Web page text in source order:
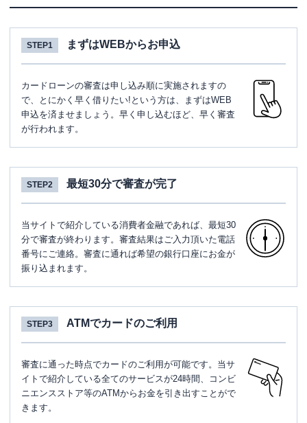
STEP1 まずはWEBからお申込
カードローンの審査は申し込み順に実施されますの
で、とにかく早く借りたい!という方は、まずはWEB
申込を済ませましょう。早く申し込むほど、早く審査
が行われます。
STEP2 最短30分で審査が完了
当サイトで紹介している消費者金融であれば、最短30
分で審査が終わります。審査結果はご入力頂いた電話
番号にご連絡。審査に通れば希望の銀行口座にお金が
振り込まれます。
STEP3 ATMでカードのご利用
審査に通った時点でカードのご利用が可能です。当サ
イトで紹介している全てのサービスが24時間、コンビ
ニエンスストア等のATMからお金を引き出すことがで
きます。